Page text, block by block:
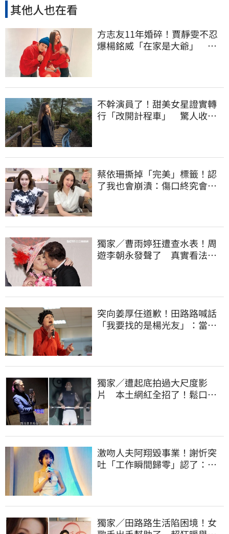
其他人也在看
方志友11年婚碎！賈靜雯不忍
爆楊銘威「在家是大爺」 洩
不幹演員了！甜美女星證實轉
行「改開計程車」 驚人收入
蔡依珊撕掉「完美」標籤！認
了我也會崩潰：傷口終究會癒
獨家／曹雨婷狂遭查水表！周
遊李朝永發聲了 真實看法曝
突向姜厚任道歉！田路路喊話
「我要找的是楊光友」：當時
獨家／遭起底拍過大尺度影
片 本土網紅全招了！鬆口下
激吻人夫阿翔毀事業！謝忻突
吐「工作瞬間歸零」認了：咎
獨家／田路路生活陷困境！女